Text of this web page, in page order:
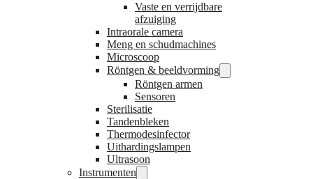
Vaste en verrijdbare
afzuiging
Intraorale camera
Meng en schudmachines
Microscoop
Röntgen & beeldvorming
Röntgen armen
Sensoren
Sterilisatie
Tandenbleken
Thermodesinfector
Uithardingslampen
Ultrasoon
Instrumenten